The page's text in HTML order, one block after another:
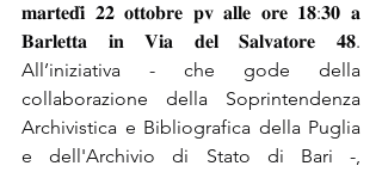
𝐦𝐚𝐫𝐭𝐞𝐝𝐢̀ 𝟐𝟐 𝐨𝐭𝐭𝐨𝐛𝐫𝐞 𝐩𝐯 𝐚𝐥𝐥𝐞 𝐨𝐫𝐞 𝟏𝟖:𝟑𝟎 𝐚
𝐁𝐚𝐫𝐥𝐞𝐭𝐭𝐚 𝐢𝐧 𝐕𝐢𝐚 𝐝𝐞𝐥 𝐒𝐚𝐥𝐯𝐚𝐭𝐨𝐫𝐞 𝟒𝟖.
All’iniziativa - che gode della
collaborazione della Soprintendenza
Archivistica e Bibliografica della Puglia
e dell'Archivio di Stato di Bari -,